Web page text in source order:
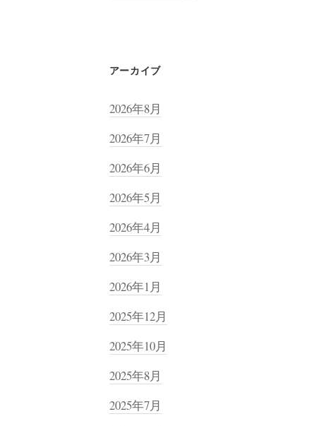
アーカイブ
2026年8月
2026年7月
2026年6月
2026年5月
2026年4月
2026年3月
2026年1月
2025年12月
2025年10月
2025年8月
2025年7月